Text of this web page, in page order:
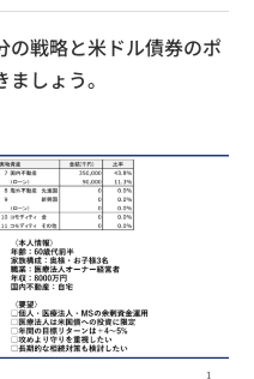
の戦略と米ドル債券のポ
しょう。